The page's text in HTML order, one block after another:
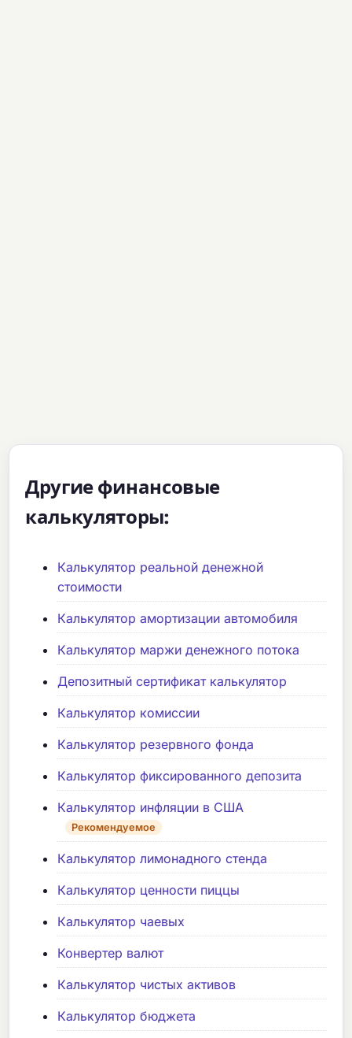
Другие финансовые
калькуляторы:
Калькулятор реальной денежной
стоимости
Калькулятор амортизации автомобиля
Калькулятор маржи денежного потока
Депозитный сертификат калькулятор
Калькулятор комиссии
Калькулятор резервного фонда
Калькулятор фиксированного депозита
Калькулятор инфляции в США
Рекомендуемое
Калькулятор лимонадного стенда
Калькулятор ценности пиццы
Калькулятор чаевых
Конвертер валют
Калькулятор чистых активов
Калькулятор бюджета